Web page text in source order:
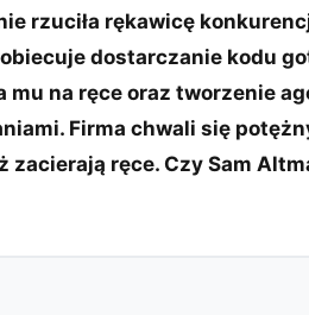
rzuciła rękawicę
dostarczanie kodu
na ręce oraz tworzenie
Firma chwali się
ręce. Czy Sam